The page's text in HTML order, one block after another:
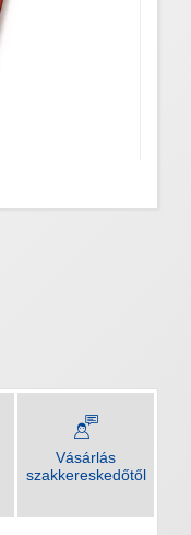
Vásárlás
szakkereskedőtől